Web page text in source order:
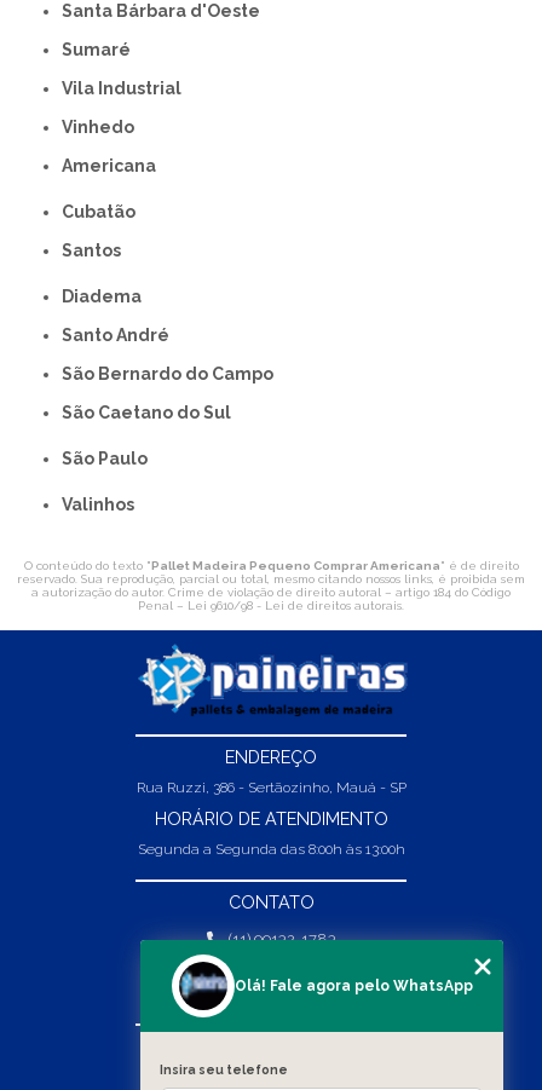
Santa Bárbara d'Oeste
Sumaré
Vila Industrial
Vinhedo
americana
Cubatão
Santos
Diadema
Santo André
São Bernardo do Campo
São Caetano do Sul
São Paulo
Valinhos
O conteúdo do texto " Pallet Madeira Pequeno Comprar Americana" é de direito
reservado. Sua reprodução, parcial ou total, mesmo citando nossos links, é proibida sem
a autorização do autor. Crime de violação de direito autoral – artigo 184 do Código
Penal – Lei 9610/98 - Lei de direitos autorais.
ENDEREÇO
Rua Ruzzi, 386 - Sertãozinho, Mauá - SP
HORÁRIO DE ATENDIMENTO
Segunda a Segunda das 8:00h às 13:00h
CONTATO
(11) 99132-1783
(11) 99132-1783
vendas@abpaineiras.com.br
Olá! Fale agora pelo WhatsApp
Insira seu telefone